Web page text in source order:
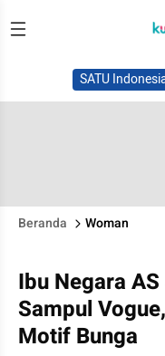
SATU
Beranda Woman
Ibu Negara
Sampul
Motif Bunga